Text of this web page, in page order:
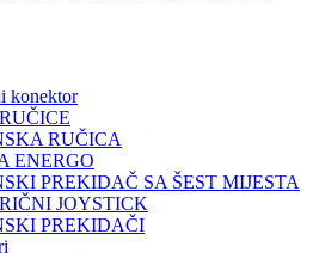
konektor
RUČICA
ENERGO
PREKIDAČ SA ŠEST MIJESTA
JOYSTICK
PREKIDAČI